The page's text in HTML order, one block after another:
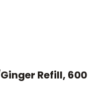
Refill, 600